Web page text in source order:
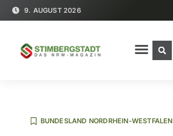
9. AUGUST 2026
BUNDESLAND NORDRHEIN-WESTFALEN